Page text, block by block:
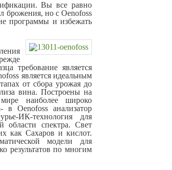
Вы все равно
брожения, но с Oenofoss
программы и избежать
требование является
является идеальным
от сбора урожая до
вина. Построены на
наиболее широко
в Oenofoss анализатор
ИК-технология для
области спектра. Свет
как Сахаров и кислот.
модели для
результатов по многим